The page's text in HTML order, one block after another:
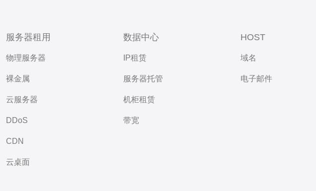
服务器租用
物理服务器
裸金属
云服务器
DDoS
CDN
云桌面
数据中心
IP租赁
服务器托管
机柜租赁
带宽
HOST
域名
电子邮件